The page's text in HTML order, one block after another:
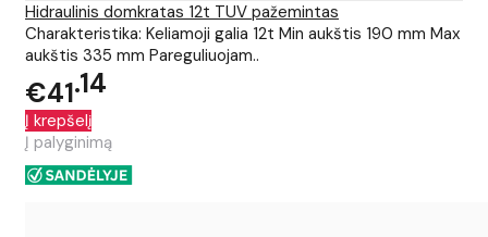
Hidraulinis domkratas 12t TUV pažemintas
Charakteristika: Keliamoji galia 12t Min aukštis 190 mm Max
aukštis 335 mm Pareguliuojam..
€41 14
Į krepšelį
Į palyginimą